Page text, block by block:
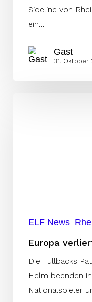
Sideline von
ein…
Gast
31. Oktober
ELF News
Europa
Die Fullbacks
Helm beenden
Nationalspieler